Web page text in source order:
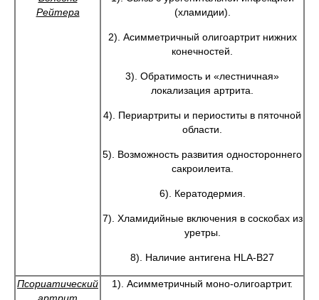
Рейтера
(хламидии).
2). Асимметричный олигоартрит нижних
конечностей.
3). Обратимость и «лестничная»
локализация артрита.
4). Периартриты и периоститы в пяточной
области.
5). Возможность развития одностороннего
сакроилеита.
6). Кератодермия.
7). Хламидийные включения в соскобах из
уретры.
8). Наличие антигена HLA-B27
Псориатический
1). Асимметричный моно-олигоартрит.